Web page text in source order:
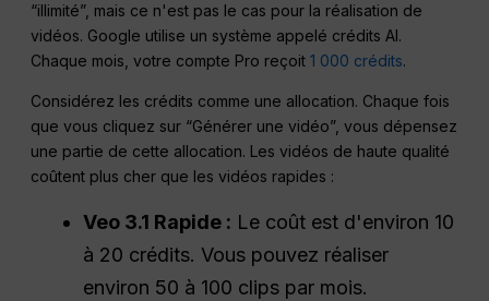
“illimité”, mais ce n'est pas le cas pour la réalisation de
vidéos. Google utilise un système appelé crédits AI.
Chaque mois, votre compte Pro reçoit1 000 crédits.
Considérez les crédits comme une allocation. Chaque fois
que vous cliquez sur “Générer une vidéo”, vous dépensez
une partie de cette allocation. Les vidéos de haute qualité
coûtent plus cher que les vidéos rapides :
Veo 3.1 Rapide : Le coût est d'environ 10
à 20 crédits. Vous pouvez réaliser
environ 50 à 100 clips par mois.